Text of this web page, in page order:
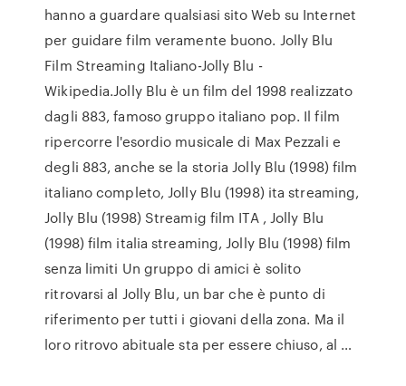
hanno a guardare qualsiasi sito Web su Internet
per guidare film veramente buono. Jolly Blu
Film Streaming Italiano-Jolly Blu -
Wikipedia.Jolly Blu è un film del 1998 realizzato
dagli 883, famoso gruppo italiano pop. Il film
ripercorre l'esordio musicale di Max Pezzali e
degli 883, anche se la storia Jolly Blu (1998) film
italiano completo, Jolly Blu (1998) ita streaming,
Jolly Blu (1998) Streamig film ITA , Jolly Blu
(1998) film italia streaming, Jolly Blu (1998) film
senza limiti Un gruppo di amici è solito
ritrovarsi al Jolly Blu, un bar che è punto di
riferimento per tutti i giovani della zona. Ma il
loro ritrovo abituale sta per essere chiuso, al …